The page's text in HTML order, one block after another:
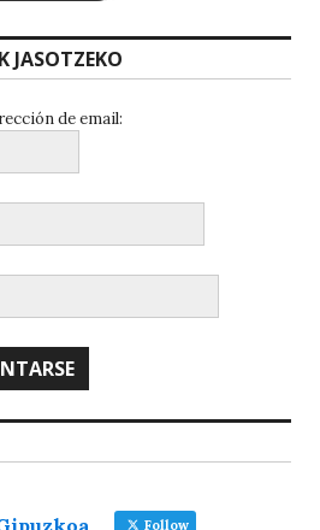
JASOTZEKO
de email:
Follow